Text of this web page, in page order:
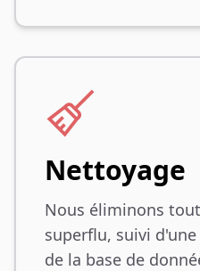
Nettoyage
Nous éliminons
superflu, suivi
de la base de